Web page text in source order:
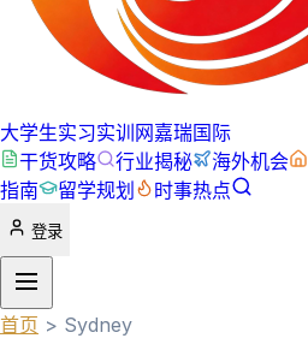
大学生实习实训网嘉瑞国际
干货攻略
行业揭秘 海外机会
指南
留学规划 时事热点
登录
首页 > Sydney